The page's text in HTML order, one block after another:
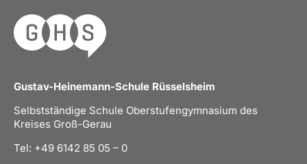
Gustav-Heinemann-Schule Rüsselsheim
Selbstständige Schule Oberstufengymnasium des
Kreises Groß-Gerau
Tel: +49 6142 85 05 – 0